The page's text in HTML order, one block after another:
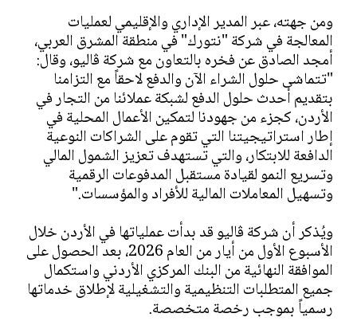
ومن جهته، عبر المدير الإداري والإقليمي لعمليات
المعالجة في شركة "نتورك" في منطقة المشرق العربي،
أمجد الصادق عن فخره بالتعاون مع شركة ڤاليو، وقال:
"تتماشى حلول الشراء الآن والدفع لاحقاً مع التزامنا
بتقديم أحدث حلول الدفع لشبكة عملائنا من التجار في
الأردن، كجزء من جهودنا لتمكين الأعمال المحلية في
إطار استراتيجيتنا التي تقوم على الشراكات النوعية
الدافعة للابتكار، والتي تستهدف تعزيز الشمول المالي
وتسريع النمو لقيادة مستقبل المدفوعات الرقمية
وتسهيل المعاملات المالية للأفراد والمؤسسات."
ويُذكر أن شركة ڤاليو قد بدأت عملياتها في الأردن خلال
الأسبوع الأول من أيار من العام 2026، بعد الحصول على
الموافقة النهائية من البنك المركزي الأردني واستكمال
جميع المتطلبات التنظيمية والتشغيلية لإطلاق خدماتها
رسمياً بموجب رخصة متخصصة.